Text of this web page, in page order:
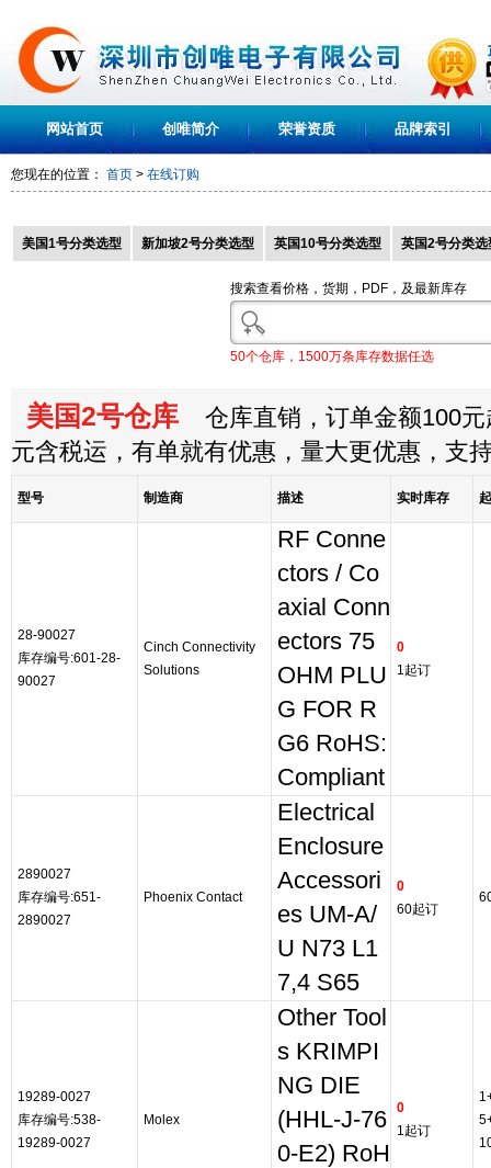
网站首页 创唯简介 荣誉资质 品牌索引
您现在的位置： 首页 > 在线订购
美国1号分类选型 新加坡2号分类选型 英国10号分类选型 英国2号分类选
搜索查看价格，货期，PDF，及最新库存
50个仓库，1500万条库存数据任选
美国2号仓库 仓库直销，订单金额100元
元含税运，有单就有优惠，量大更优惠，支
型号 制造商 描述 实时库存
28-90027
库存编号:601-28-
90027
Cinch Connectivity
Solutions
RF Conne
ctors / Co
axial Conn
ectors 75
OHM PLU
G FOR R
G6 RoHS:
Compliant
0
1起订
2890027
库存编号:651-
2890027
Phoenix Contact
Electrical
Enclosure
Accessori
es UM-A/
U N73 L1
7,4 S65
0
60起订
19289-0027
库存编号:538-
19289-0027
Molex
Other Tool
s KRIMPI
NG DIE
(HHL-J-76
0-E2) RoH
0
1起订